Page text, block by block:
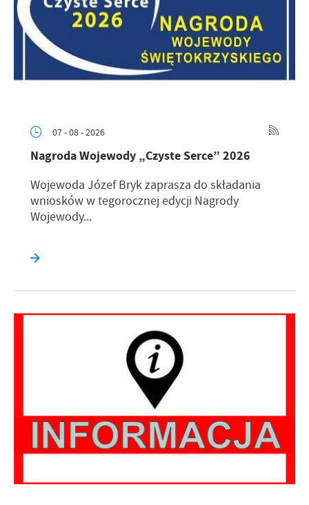
07 - 08 - 2026
Nagroda Wojewody „Czyste Serce” 2026
Wojewoda Józef Bryk zaprasza do składania
wniosków w tegorocznej edycji Nagrody
Wojewody...